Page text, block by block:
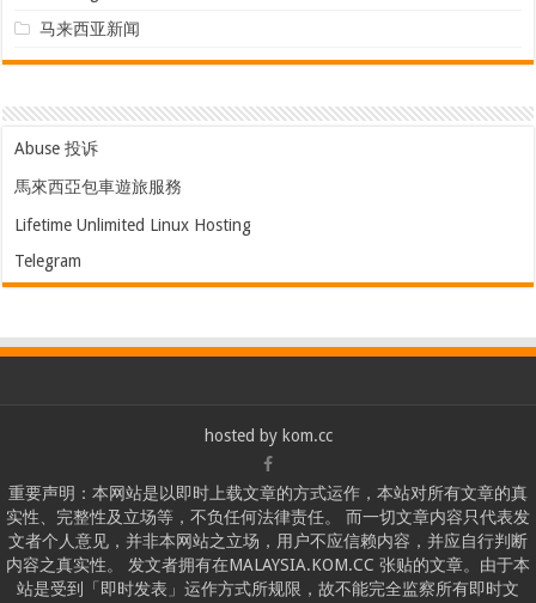
马来西亚新闻
Abuse 投诉
馬來西亞包車遊旅服務
Lifetime Unlimited Linux Hosting
Telegram
hosted by kom.cc
重要声明：本网站是以即时上载文章的方式运作，本站对所有文章的真
实性、完整性及立场等，不负任何法律责任。 而一切文章内容只代表发
文者个人意见，并非本网站之立场，用户不应信赖内容，并应自行判断
内容之真实性。 发文者拥有在MALAYSIA.KOM.CC 张贴的文章。由于本
站是受到「即时发表」运作方式所规限，故不能完全监察所有即时文